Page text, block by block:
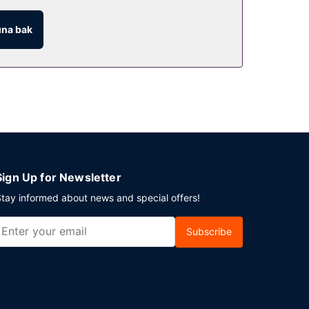
bak
Up for Newsletter
informed about news and special offers!
Subscribe